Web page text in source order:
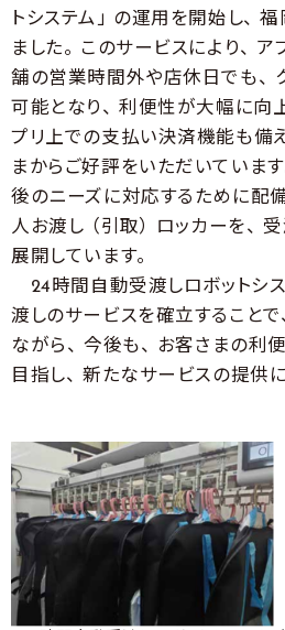
トシステム」 の運用を開始し、
ました。 このサービスにより、
舗の営業時間外や店休日でも、
可能となり、 利便性が大幅に向
プリ上での支払い決済機能も備
まからご好評をいただいています
後のニーズに対応するために配
人お渡し （引取） ロッカーを、
展開しています。
24時間自動受渡しロボットシ
渡しのサービスを確立すること
ながら、 今後も、 お客さまの利
目指し、 新たなサービスの提供